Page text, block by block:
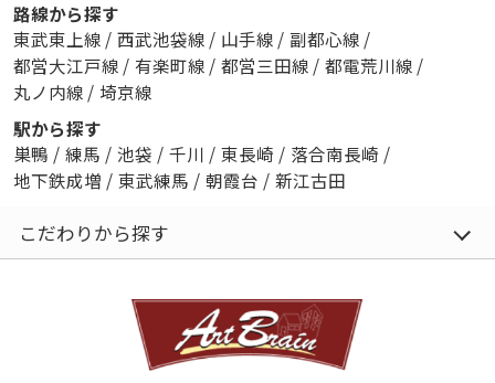
路線から探す
東武東上線 / 西武池袋線 / 山手線 / 副都心線 /
都営大江戸線 / 有楽町線 / 都営三田線 / 都電荒川線 /
丸ノ内線 / 埼京線
駅から探す
巣鴨 / 練馬 / 池袋 / 千川 / 東長崎 / 落合南長崎 /
地下鉄成増 / 東武練馬 / 朝霞台 / 新江古田
こだわりから探す